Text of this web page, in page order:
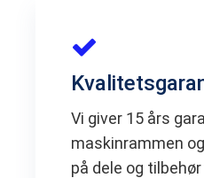
Vi giver 15 års
maskinrammen
på dele og